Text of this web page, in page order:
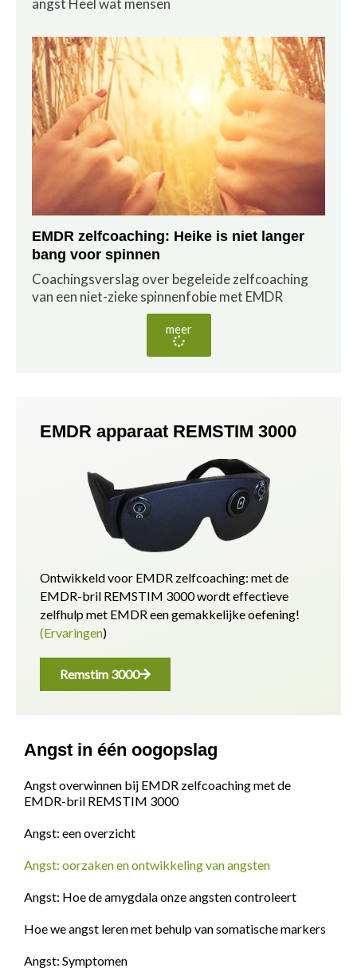
EMDR zelfcoaching: Heike is niet langer
bang voor spinnen
Coachingsverslag over begeleide zelfcoaching
van een niet-zieke spinnenfobie met EMDR
meer
EMDR apparaat REMSTIM 3000
Ontwikkeld voor EMDR zelfcoaching: met de
EMDR-bril REMSTIM 3000 wordt effectieve
zelfhulp met EMDR een gemakkelijke oefening!
(Ervaringen)
Remstim 3000
Angst in één oogopslag
Angst overwinnen bij EMDR zelfcoaching met de
EMDR-bril REMSTIM 3000
Angst: een overzicht
Angst: oorzaken en ontwikkeling van angsten
Angst: Hoe de amygdala onze angsten controleert
Hoe we angst leren met behulp van somatische markers
Angst: Symptomen